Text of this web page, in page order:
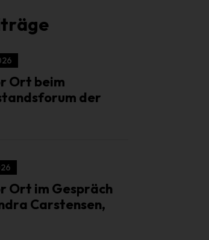
Ort beim
der
Ort im Gespräch
Carstensen,